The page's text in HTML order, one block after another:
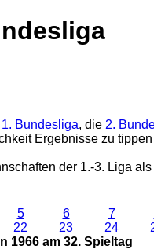
1. Bundesliga, die 2.
Ergebnisse zu
der 1.-3. Liga als
5 6 7
22 23 24
1966 am 32. Spieltag